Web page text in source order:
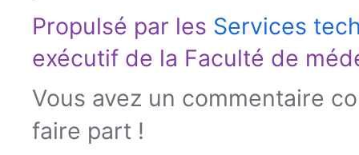
Propulsé par les Services
exécutif de la Faculté de
Vous avez un commentaire
faire part !